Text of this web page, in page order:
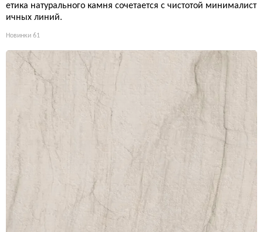
етика натурального камня сочетается с чистотой минималист
ичных линий.
Новинки 61